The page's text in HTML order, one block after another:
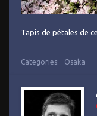
Tapis de pétales de
Categories: Osaka